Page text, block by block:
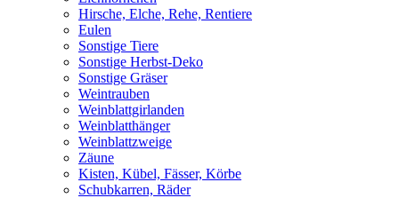
Hirsche, Elche, Rehe, Rentiere
Eulen
Sonstige Tiere
Sonstige Herbst-Deko
Sonstige Gräser
Weintrauben
Weinblattgirlanden
Weinblatthänger
Weinblattzweige
Zäune
Kisten, Kübel, Fässer, Körbe
Schubkarren, Räder